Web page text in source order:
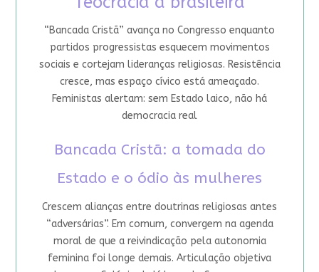
“Bancada Cristã” avança no Congresso enquanto
partidos progressistas esquecem movimentos
sociais e cortejam lideranças religiosas. Resistência
cresce, mas espaço cívico está ameaçado.
Feministas alertam: sem Estado laico, não há
democracia real
Bancada Cristã: a tomada do
Estado e o ódio às mulheres
Crescem alianças entre doutrinas religiosas antes
“adversárias”. Em comum, convergem na agenda
moral de que a reivindicação pela autonomia
feminina foi longe demais. Articulação objetiva